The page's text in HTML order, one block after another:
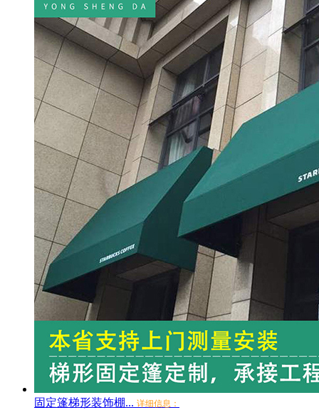
固定篷梯形装饰棚... 详细信息：